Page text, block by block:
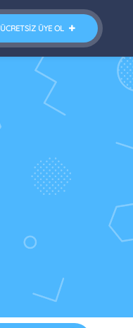
ÜCRETSIZ ÜYE OL